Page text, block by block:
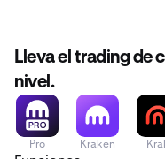
Lleva el trading de
nivel.
Pro Kraken